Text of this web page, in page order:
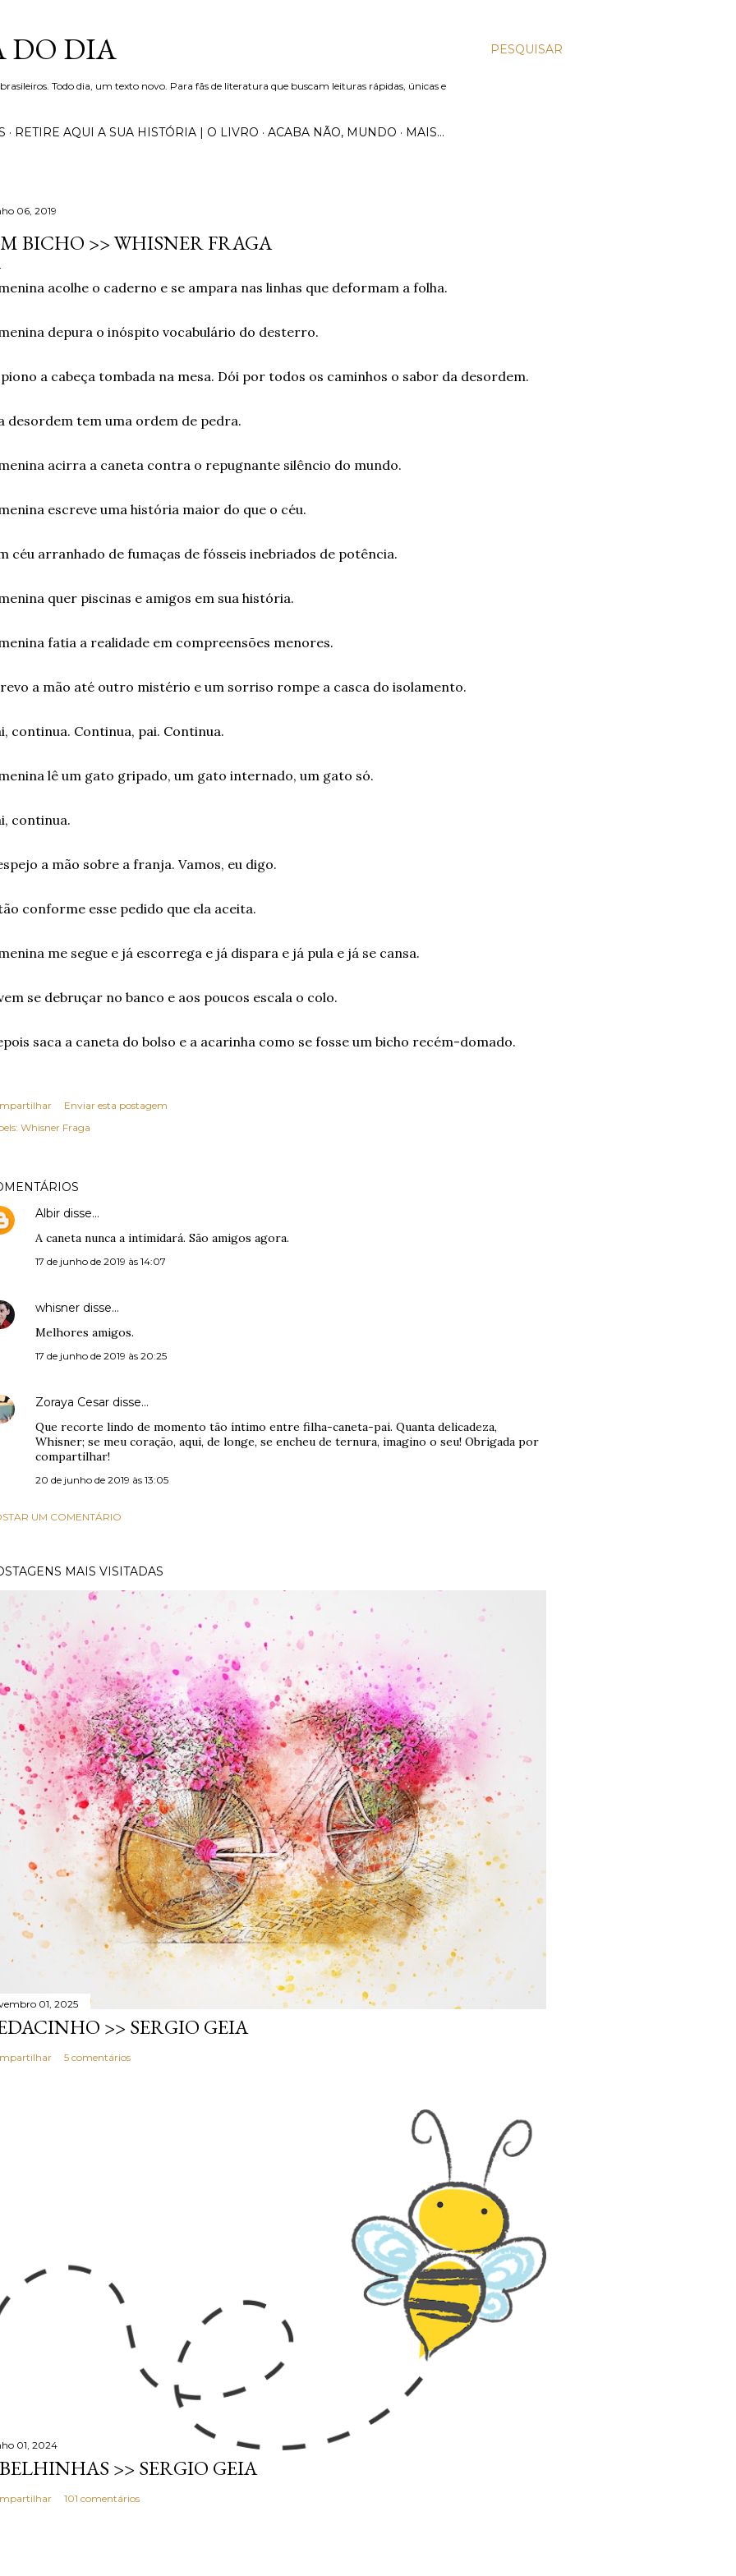
PESQUISAR
DO DIA
Todo dia, um texto novo. Para fãs de literatura que buscam leituras rápidas, únicas e
RETIRE AQUI A SUA HISTÓRIA | O LIVRO ACABA NÃO, MUNDO MAIS…
06, 2019
BICHO >> WHISNER FRAGA
acolhe o caderno e se ampara nas linhas que deformam a folha.
depura o inóspito vocabulário do desterro.
a cabeça tombada na mesa. Dói por todos os caminhos o sabor da desordem.
desordem tem uma ordem de pedra.
acirra a caneta contra o repugnante silêncio do mundo.
escreve uma história maior do que o céu.
céu arranhado de fumaças de fósseis inebriados de potência.
quer piscinas e amigos em sua história.
fatia a realidade em compreensões menores.
a mão até outro mistério e um sorriso rompe a casca do isolamento.
continua. Continua, pai. Continua.
lê um gato gripado, um gato internado, um gato só.
continua.
a mão sobre a franja. Vamos, eu digo.
conforme esse pedido que ela aceita.
me segue e já escorrega e já dispara e já pula e já se cansa.
se debruçar no banco e aos poucos escala o colo.
saca a caneta do bolso e a acarinha como se fosse um bicho recém-domado.
Enviar esta postagem
Whisner Fraga
Albir disse…
A caneta nunca a intimidará. São amigos agora.
17 de junho de 2019 às 14:07
whisner disse…
Melhores amigos.
17 de junho de 2019 às 20:25
Zoraya Cesar disse…
Que recorte lindo de momento tão íntimo entre filha-caneta-pai. Quanta delicadeza,
Whisner; se meu coração, aqui, de longe, se encheu de ternura, imagino o seu! Obrigada por
compartilhar!
20 de junho de 2019 às 13:05
UM COMENTÁRIO
MAIS VISITADAS
01, 2025
>> SERGIO GEIA
5 comentários
01, 2024
>> SERGIO GEIA
101 comentários